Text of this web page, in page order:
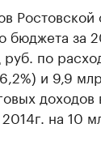
Ростовской
за
по
и 9,9
доходов
на 10